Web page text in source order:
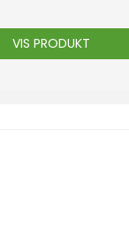
VIS PRODUKT